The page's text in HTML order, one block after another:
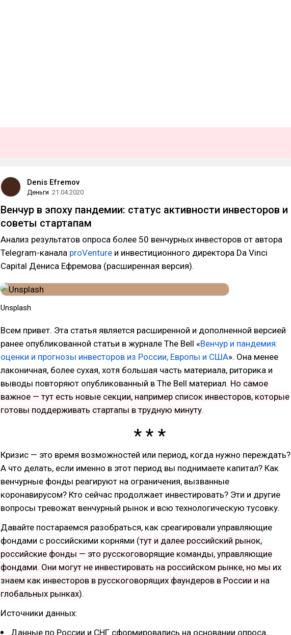
Denis Efremov
Деньги 21.04.2020
Венчур в эпоху пандемии: статус активности инвесторов и
советы стартапам
Анализ результатов опроса более 50 венчурных инвесторов от автора
Telegram-канала proVenture и инвестиционного директора Da Vinci
Capital Дениса Ефремова (расширенная версия).
Unsplash
Всем привет. Эта статья является расширенной и дополненной версией
ранее опубликованной статьи в журнале The Bell «Венчур и пандемия:
оценки и прогнозы инвесторов из России, Европы и США». Она менее
лаконичная, более сухая, хотя большая часть материала, риторика и
выводы повторяют опубликованный в The Bell материал. Но самое
важное — тут есть новые секции, например список инвесторов, которые
готовы поддерживать стартапы в трудную минуту.
Кризис — это время возможностей или период, когда нужно переждать?
А что делать, если именно в этот период вы поднимаете капитал? Как
венчурные фонды реагируют на ограничения, вызванные
коронавирусом? Кто сейчас продолжает инвестировать? Эти и другие
вопросы тревожат венчурный рынок и всю технологическую тусовку.
Давайте постараемся разобраться, как среагировали управляющие
фондами с российскими корнями (тут и далее российский рынок,
российские фонды — это русскоговорящие команды, управляющие
фондами. Они могут не инвестировать на российском рынке, но мы их
знаем как инвесторов в русскоговорящих фаундеров в России и на
глобальных рынках).
Источники данных:
Данные по России и СНГ сформировались на основании опроса,